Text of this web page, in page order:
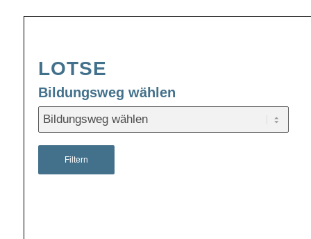
LOTSE
Bildungsweg wählen
Filtern